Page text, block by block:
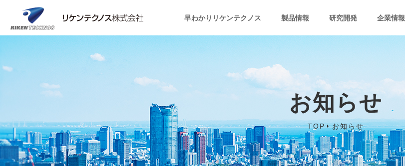
早わかりリケンテクノス 製品情報 研究開発 企業情報
お知らせ
TOP お知らせ